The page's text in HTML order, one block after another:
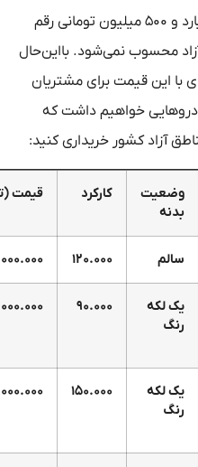
برخلاف تصور اولیه، بودجه دو میلیارد و ۵۰۰ میلیون تومانی رقم
نمی‌شود. بااین‌حال
برای مشتریان
داشت که
خریداری کنید:
کارکرد قیمت (تومان)
۱۲۰.۰۰۰ ۲.۵۵۰.۰۰۰.۰۰۰
۹۰.۰۰۰ ۲.۵۰۰.۰۰۰.۰۰۰
۱۵۰.۰۰۰ ۲.۶۰۰.۰۰۰.۰۰۰